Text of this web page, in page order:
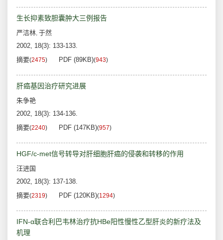
生长抑素致胆囊肿大三例报告
严洁林, 于然
2002, 18(3): 133-133.
摘要(2475) PDF (89KB)(943)
肝癌基因治疗研究进展
朱争艳
2002, 18(3): 134-136.
摘要(2240) PDF (147KB)(957)
HGF/c-met信号转导对肝细胞肝癌的侵袭和转移的作用
汪进国
2002, 18(3): 137-138.
摘要(2319) PDF (120KB)(1294)
IFN-α联合利巴韦林治疗抗HBe阳性慢性乙型肝炎的新疗法及
机理